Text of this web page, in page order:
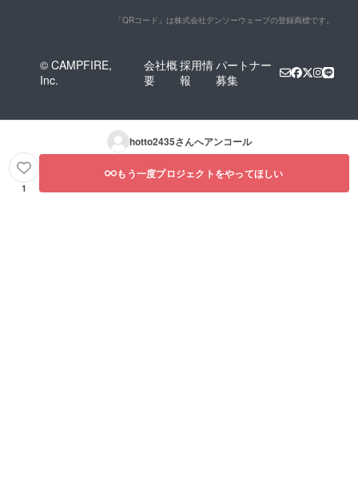
「QRコード」は株式会社デンソーウェーブの登録商標です。
© CAMPFIRE,
Inc.
会社概
要
採用情
報
パートナー
募集
hotto2435さんへアンコール
1
もう一度プロジェクトをやってほしい